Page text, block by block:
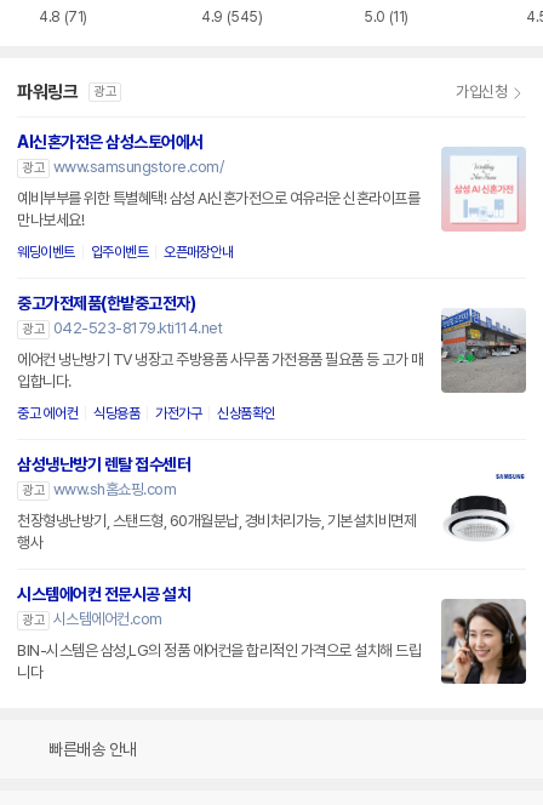
4.8 (71) 4.9 (545) 5.0 (11)
파워링크 광고 가입신청
AI신혼가전은 삼성스토어에서
광고 www.samsungstore.com/
예비부부를 위한 특별혜택! 삼성 AI신혼가전으로 여유러운 신혼라이프를
만나보세요!
웨딩이벤트 입주이벤트 오픈매장안내
중고가전제품(한밭중고전자)
광고
042-523-8179.kti114.net
에어컨 냉난방기 TV 냉장고 주방용품 사무품 가전용품 필요품 등 고가 매
입합니다.
중고 에어컨 식당용품 가전가구 신상품확인
삼성냉난방기 렌탈 접수센터
광고 www.sh홈쇼핑.com
천장형냉난방기, 스탠드형, 60개월분납, 경비처리가능, 기본설치비면제
행사
시스템에어컨 전문시공 설치
광고 시스템에어컨.com
BIN-시스템은 삼성,LG의 정품 에어컨을 합리적인 가격으로 설치해 드립
니다
빠른배송 안내